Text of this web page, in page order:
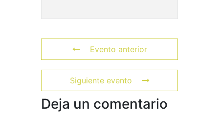
Evento anterior
Siguiente evento
Deja un comentario